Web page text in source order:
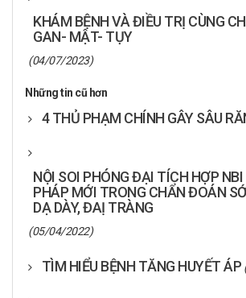
KHÁM BỆNH VÀ ĐIỀU TRỊ CÙNG
GAN- MẬT- TỤY
(04/07/2023)
Những tin cũ hơn
4 THỦ PHẠM CHÍNH GÂY SÂU
NỘI SOI PHÓNG ĐẠI TÍCH HỢP
PHÁP MỚI TRONG CHẨN ĐOÁN
DẠ DÀY, ĐAỊ TRÀNG
(05/04/2022)
TÌM HIỂU BỆNH TĂNG HUYẾT ÁP